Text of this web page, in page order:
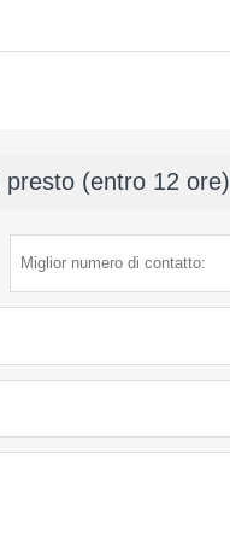
presto (entro 12 ore)